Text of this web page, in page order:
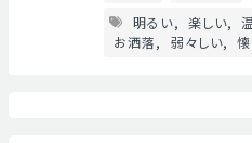
明るい 楽しい
お洒落
弱々しい